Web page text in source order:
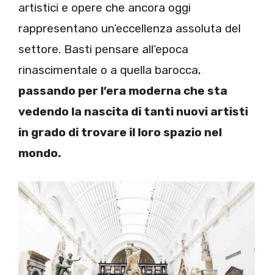
artistici e opere che ancora oggi
rappresentano un’eccellenza assoluta del
settore. Basti pensare all’epoca
rinascimentale o a quella barocca,
passando per l’era moderna che sta
vedendo la nascita di tanti nuovi artisti
in grado di trovare il loro spazio nel
mondo.